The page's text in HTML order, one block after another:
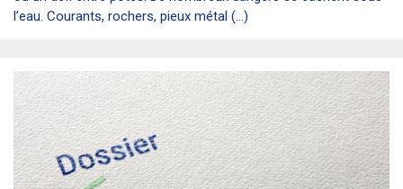
l’eau. Courants, rochers, pieux métal (...)